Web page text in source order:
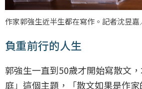
作家郭強生近半生都在寫作。記者沈昱嘉
負重前行的人生
郭強生一直到50歲才開始寫散文
庭」這個主題，「散文如果是作